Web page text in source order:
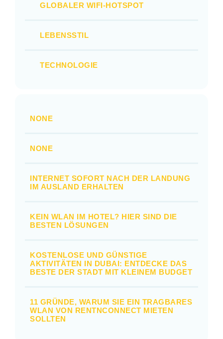
GLOBALER WIFI-HOTSPOT
LEBENSSTIL
TECHNOLOGIE
NONE
NONE
INTERNET SOFORT NACH DER LANDUNG
IM AUSLAND ERHALTEN
KEIN WLAN IM HOTEL? HIER SIND DIE
BESTEN LÖSUNGEN
KOSTENLOSE UND GÜNSTIGE
AKTIVITÄTEN IN DUBAI: ENTDECKE DAS
BESTE DER STADT MIT KLEINEM BUDGET
11 GRÜNDE, WARUM SIE EIN TRAGBARES
WLAN VON RENTNCONNECT MIETEN
SOLLTEN